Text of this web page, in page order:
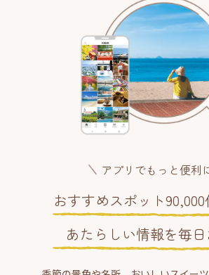
アプリでもっと便利
おすすめスポット
あたらしい情報を毎